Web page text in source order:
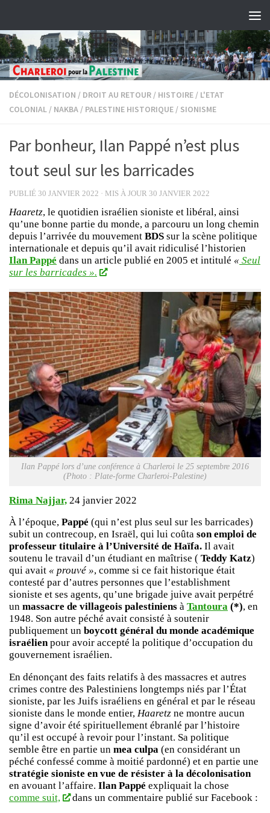
DÉCOLONISATION / DROIT AU RETOUR / HISTOIRE / L'ETAT
COLONIAL / NAKBA / PALESTINE HISTORIQUE / SIONISME
Par bonheur, Ilan Pappé n’est plus
tout seul sur les barricades
PUBLIÉ 30 JANVIER 2022 · MIS À JOUR 30 JANVIER 2022
Haaretz, le quotidien israélien sioniste et libéral, ainsi
qu’une bonne partie du monde, a parcouru un long chemin
depuis l’arrivée du mouvement BDS sur la scène politique
internationale et depuis qu’il avait ridiculisé l’historien
Ilan Pappé dans un article publié en 2005 et intitulé « Seul
sur les barricades ».
Ilan Pappé lors d’une conférence à Charleroi le 25 septembre 2016
(Photo : Plate-forme Charleroi-Palestine)
Rima Najjar, 24 janvier 2022
À l’époque, Pappé (qui n’est plus seul sur les barricades)
subit un contrecoup, en Israël, qui lui coûta son emploi de
professeur titulaire à l’Université de Haïfa. Il avait
soutenu le travail d’un étudiant en maîtrise ( Teddy Katz)
qui avait « prouvé », comme si ce fait historique était
contesté par d’autres personnes que l’establishment
sioniste et ses agents, qu’une brigade juive avait perpétré
un massacre de villageois palestiniens à Tantoura (*), en
1948. Son autre péché avait consisté à soutenir
publiquement un boycott général du monde académique
israélienpour avoir accepté la politique d’occupation du
gouvernement israélien.
En dénonçant des faits relatifs à des massacres et autres
crimes contre des Palestiniens longtemps niés par l’État
sioniste, par les Juifs israéliens en général et par le réseau
sioniste dans le monde entier, Haaretz ne montre aucun
signe d’avoir été spirituellement ébranlé par l’histoire
qu’il est occupé à revoir pour l’instant. Sa politique
semble être en partie un mea culpa (en considérant un
péché confessé comme à moitié pardonné) et en partie une
stratégie sioniste en vue de résister à la décolonisation
en avouant l’affaire. Ilan Pappé expliquait la chose
comme suit,
dans un commentaire publié sur Facebook :